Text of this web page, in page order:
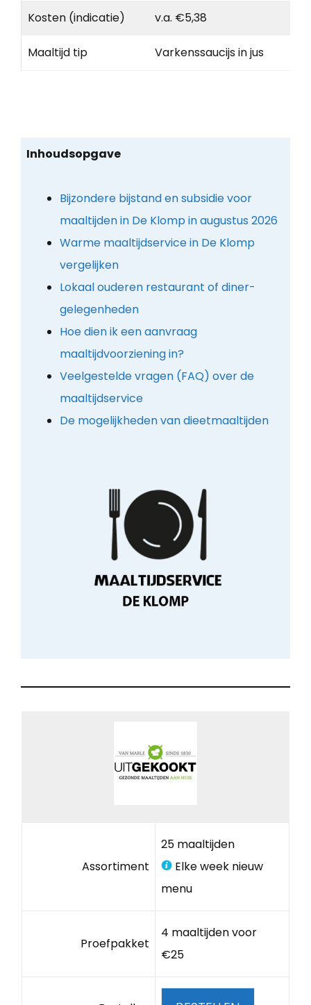
Kosten (indicatie) v.a. €5,38
Maaltijd tip Varkenssaucijs in jus
Inhoudsopgave
Bijzondere bijstand en subsidie voor
maaltijden in De Klomp in augustus 2026
Warme maaltijdservice in De Klomp
vergelijken
Lokaal ouderen restaurant of diner-
gelegenheden
Hoe dien ik een aanvraag
maaltijdvoorziening in?
Veelgestelde vragen (FAQ) over de
maaltijdservice
De mogelijkheden van dieetmaaltijden
Assortiment
25 maaltijden
Elke week nieuw
menu
Proefpakket
4 maaltijden voor
€25